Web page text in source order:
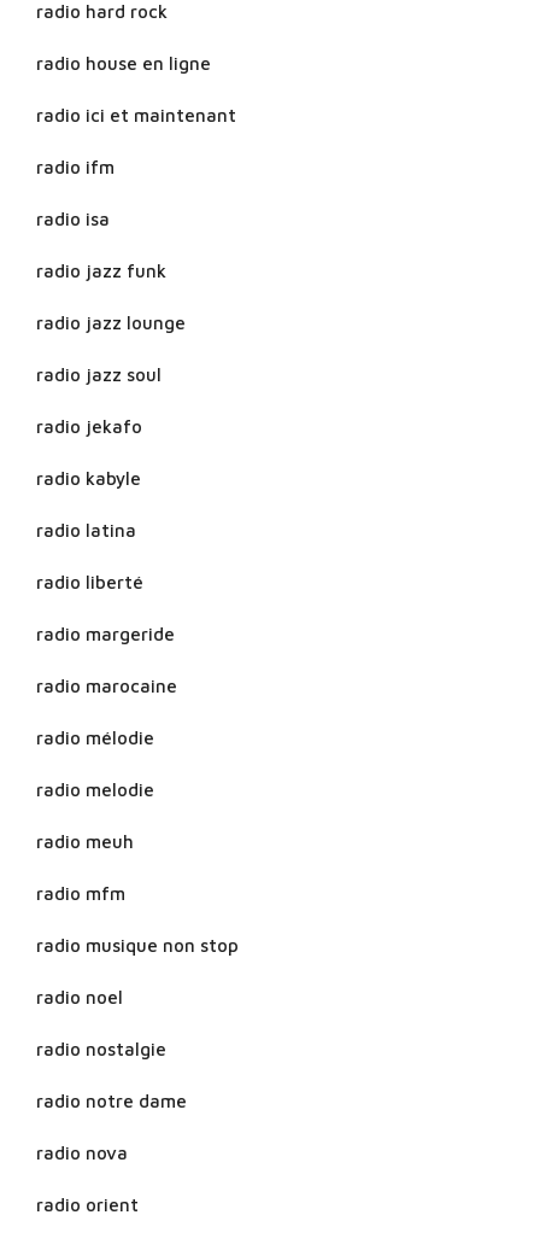
radio hard rock
radio house en ligne
radio ici et maintenant
radio ifm
radio isa
radio jazz funk
radio jazz lounge
radio jazz soul
radio jekafo
radio kabyle
radio latina
radio liberté
radio margeride
radio marocaine
radio mélodie
radio melodie
radio meuh
radio mfm
radio musique non stop
radio noel
radio nostalgie
radio notre dame
radio nova
radio orient